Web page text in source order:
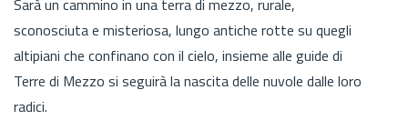
Sarà un cammino in una terra di mezzo, rurale,
sconosciuta e misteriosa, lungo antiche rotte su quegli
altipiani che confinano con il cielo, insieme alle guide di
Terre di Mezzo si seguirà la nascita delle nuvole dalle loro
radici.